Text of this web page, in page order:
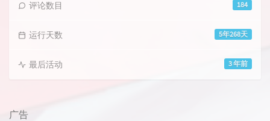
184
评论数目
5年268天
运行天数
3 年前
最后活动
广告